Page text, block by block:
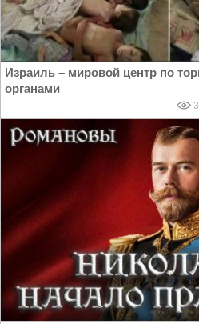
Израиль – мировой центр по
органами